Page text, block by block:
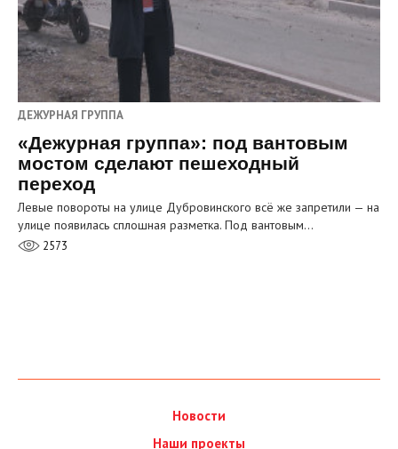
ДЕЖУРНАЯ ГРУППА
«Дежурная группа»: под вантовым
мостом сделают пешеходный
переход
Левые повороты на улице Дубровинского всё же запретили — на
улице появилась сплошная разметка. Под вантовым…
2573
Новости
Наши проекты